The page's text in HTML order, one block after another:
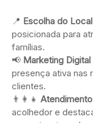
📍 Escolha do
posicionada para
famílias.
📢 Marketing
presença ativa nas
clientes.
👨‍👩‍👧
acolhedor e